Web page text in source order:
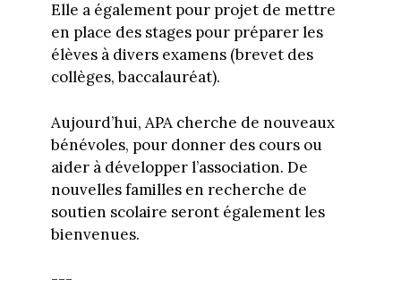
Elle a également pour projet de mettre
en place des stages pour préparer les
élèves à divers examens (brevet des
collèges, baccalauréat).
Aujourd’hui, APA cherche de nouveaux
bénévoles, pour donner des cours ou
aider à développer l’association. De
nouvelles familles en recherche de
soutien scolaire seront également les
bienvenues.
---